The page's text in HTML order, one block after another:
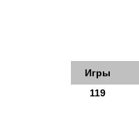
Игры
119